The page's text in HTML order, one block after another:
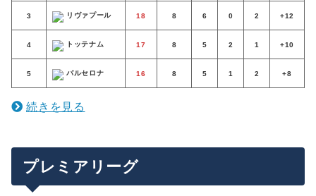
エールディヴィジ
3 リヴァプール 18 8 6 0 2 +12
4 トッテナム 17 8 5 2 1 +10
5 バルセロナ 16 8 5 1 2 +8
続きを見る
プレミアリーグ